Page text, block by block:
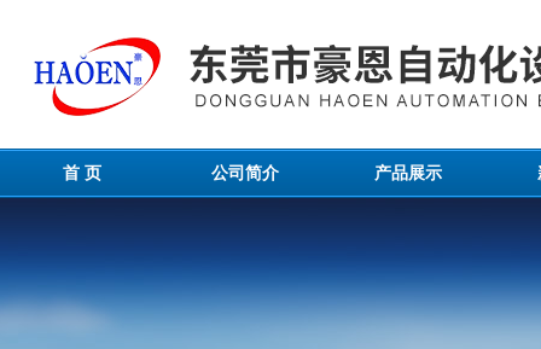
首 页 公司简介 产品展示